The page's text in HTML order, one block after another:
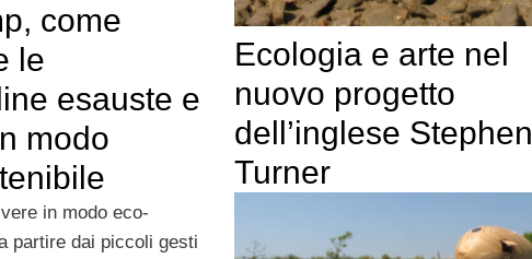
come
le
esauste e
modo
in modo eco-
partire dai piccoli gesti
Ecologia e arte nel
nuovo progetto
dell’inglese Stephen
Turner